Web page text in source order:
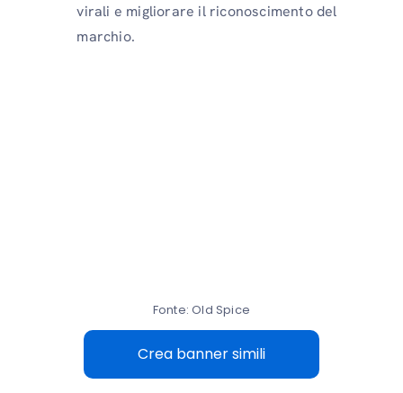
virali e migliorare il riconoscimento del
marchio.
Fonte: Old Spice
Crea banner simili